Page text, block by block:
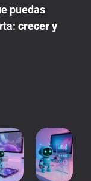
puedas
crecer y